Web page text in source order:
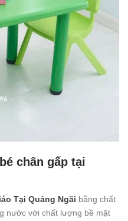
chân gấp tại
Tại Quảng Ngãi bằng chất
nước với chất lượng bề mặt